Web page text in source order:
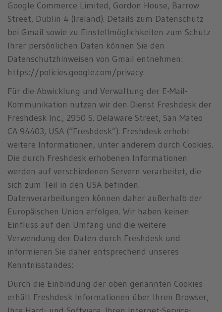
Google Commerce Limited, Gordon House, Barrow
Street, Dublin 4 (Ireland). Details zum Datenschutz
bei Gmail sowie zu Einstellmöglichkeiten zum Schutz
Ihrer persönlichen Daten können Sie den
Datenschutzhinweisen von Gmail entnehmen:
https://policies.google.com/privacy.
Für die Abwicklung und Verwaltung der E-Mail-
Kommunikation nutzen wir den Dienst Freshdesk der
Freshdesk Inc., 2950 S. Delaware Street, San Mateo
CA 94403, USA (“Freshdesk”). Freshdesk erhebt
weitere Informationen, unter anderem durch Cookies.
Die durch Freshdesk erhobenen Informationen
werden auf verschiedenen Servern verarbeitet, die
sich zum Teil in den USA befinden.
Datenverarbeitungen können daher außerhalb der
Europäischen Union erfolgen. Wir haben keinen
Einfluss auf den Umfang und die weitere
Verwendung der Daten durch Freshdesk und
informieren Sie daher entsprechend unseres
Kenntnisstandes:
Durch die Einbindung der oben genannten Cookies
erhält Freshdesk Informationen über Ihren Browser,